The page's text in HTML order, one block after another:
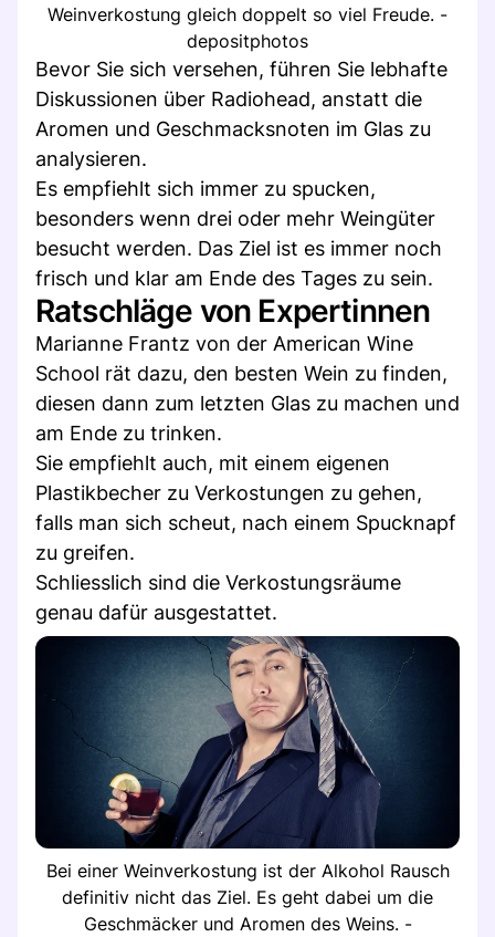
Weinverkostung gleich doppelt so viel Freude. -
depositphotos
Bevor Sie sich versehen, führen Sie lebhafte
Diskussionen über Radiohead, anstatt die
Aromen und Geschmacksnoten im Glas zu
analysieren.
Es empfiehlt sich immer zu spucken,
besonders wenn drei oder mehr Weingüter
besucht werden. Das Ziel ist es immer noch
frisch und klar am Ende des Tages zu sein.
Ratschläge von Expertinnen
Marianne Frantz von der American Wine
School rät dazu, den besten Wein zu finden,
diesen dann zum letzten Glas zu machen und
am Ende zu trinken.
Sie empfiehlt auch, mit einem eigenen
Plastikbecher zu Verkostungen zu gehen,
falls man sich scheut, nach einem Spucknapf
zu greifen.
Schliesslich sind die Verkostungsräume
genau dafür ausgestattet.
Bei einer Weinverkostung ist der Alkohol Rausch
definitiv nicht das Ziel. Es geht dabei um die
Geschmäcker und Aromen des Weins. -